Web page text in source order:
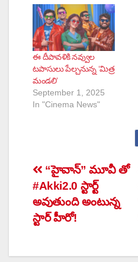
ఈ దీపావళికి నవ్వుల
టపాసులు పేల్చనున్న ‘మిత్ర
మండలి’
September 1, 2025
In "Cinema News"
Post
navigation
“హైవాన్” మూవీ తో
#Akki2.0 స్టార్ట్
అవుతుంది అంటున్న
స్టార్ హీరో!